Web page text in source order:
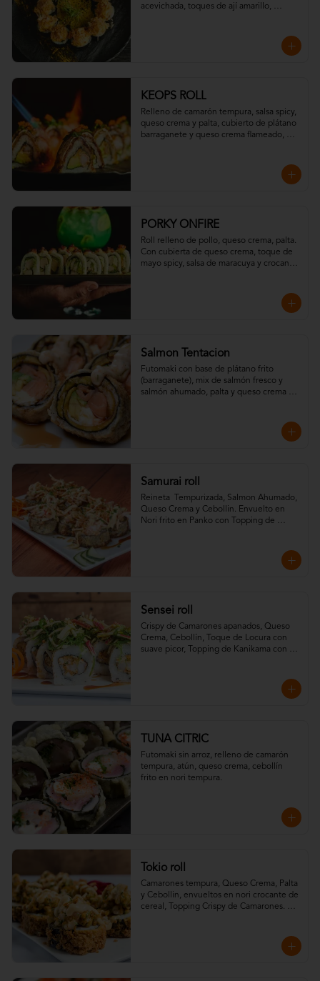
acevichada, toques de ají amarillo,
KEOPS ROLL
Relleno de camarón tempura, salsa spicy,
queso crema y palta, cubierto de plátano
barraganete y queso crema flameado,
PORKY ONFIRE
Roll relleno de pollo, queso crema, palta.
Con cubierta de queso crema, toque de
mayo spicy, salsa de maracuya y crocante
Salmon Tentacion
Futomaki con base de plátano frito
(barraganete), mix de salmón fresco y
salmón ahumado, palta y queso crema
Samurai roll
Reineta  Tempurizada, Salmon Ahumado,
Queso Crema y Cebollin. Envuelto en
Nori frito en Panko con Topping de
Sensei roll
Crispy de Camarones apanados, Queso
Crema, Cebollín, Toque de Locura con
suave picor, Topping de Kanikama con
TUNA CITRIC
Futomaki sin arroz, relleno de camarón
tempura, atún, queso crema, cebollín
frito en nori tempura.
Tokio roll
Camarones tempura, Queso Crema, Palta
y Cebollin, envueltos en nori crocante de
cereal, Topping Crispy de Camarones.